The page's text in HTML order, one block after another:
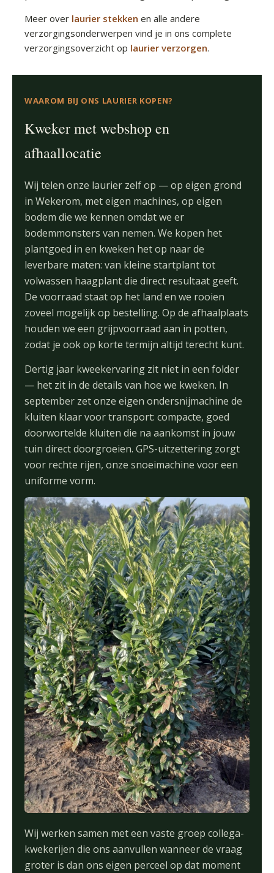
Meer over laurier stekken en alle andere
verzorgingsonderwerpen vind je in ons complete
verzorgingsoverzicht op laurier verzorgen.
WAAROM BIJ ONS LAURIER KOPEN?
Kweker met webshop en
afhaallocatie
Wij telen onze laurier zelf op — op eigen grond
in Wekerom, met eigen machines, op eigen
bodem die we kennen omdat we er
bodemmonsters van nemen. We kopen het
plantgoed in en kweken het op naar de
leverbare maten: van kleine startplant tot
volwassen haagplant die direct resultaat geeft.
De voorraad staat op het land en we rooien
zoveel mogelijk op bestelling. Op de afhaalplaats
houden we een grijpvoorraad aan in potten,
zodat je ook op korte termijn altijd terecht kunt.
Dertig jaar kweekervaring zit niet in een folder
— het zit in de details van hoe we kweken. In
september zet onze eigen ondersnijmachine de
kluiten klaar voor transport: compacte, goed
doorwortelde kluiten die na aankomst in jouw
tuin direct doorgroeien. GPS-uitzettering zorgt
voor rechte rijen, onze snoeimachine voor een
uniforme vorm.
Wij werken samen met een vaste groep collega-
kwekerijen die ons aanvullen wanneer de vraag
groter is dan ons eigen perceel op dat moment